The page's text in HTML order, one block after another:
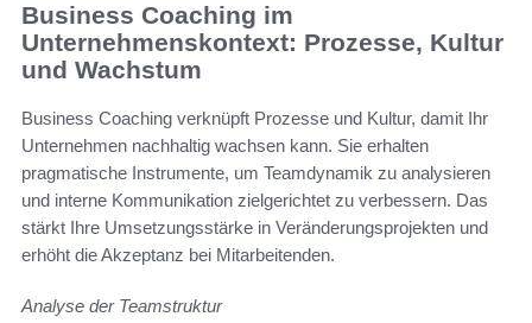
Business Coaching im
Unternehmenskontext: Prozesse, Kultur
und Wachstum
Business Coaching verknüpft Prozesse und Kultur, damit Ihr
Unternehmen nachhaltig wachsen kann. Sie erhalten
pragmatische Instrumente, um Teamdynamik zu analysieren
und interne Kommunikation zielgerichtet zu verbessern. Das
stärkt Ihre Umsetzungsstärke in Veränderungsprojekten und
erhöht die Akzeptanz bei Mitarbeitenden.
Analyse der Teamstruktur